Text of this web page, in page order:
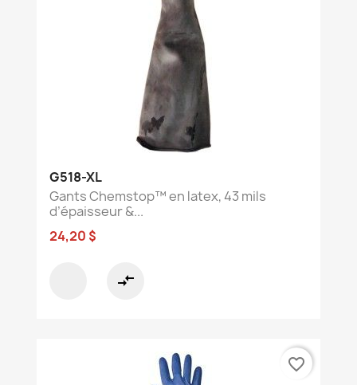
G518-XL
Gants Chemstop™ en latex, 43 mils
d’épaisseur &...
24,20 $
compare_arrows
favorite_border